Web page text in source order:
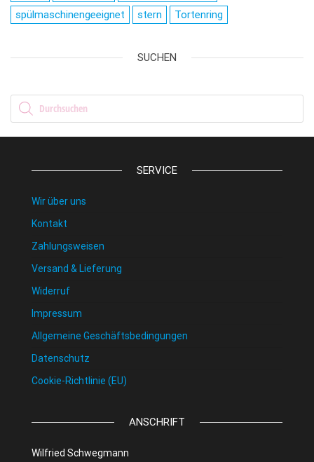
spülmaschinengeeignet
stern Tortenring
SUCHEN
Products search
SERVICE
Wir über uns
Kontakt
Zahlungsweisen
Versand & Lieferung
Widerruf
Impressum
Allgemeine Geschäftsbedingungen
Datenschutz
Cookie-Richtlinie (EU)
ANSCHRIFT
Wilfried Schwegmann